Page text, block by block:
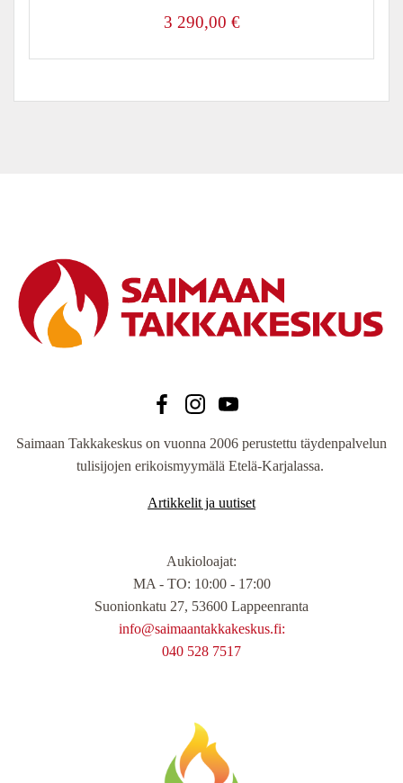
3 290,00 €
Saimaan Takkakeskus on vuonna 2006 perustettu täydenpalvelun
tulisijojen erikoismyymälä Etelä-Karjalassa.
Artikkelit ja uutiset
Aukioloajat:
MA - TO: 10:00 - 17:00
Suonionkatu 27, 53600 Lappeenranta
info@saimaantakkakeskus.fi:
040 528 7517